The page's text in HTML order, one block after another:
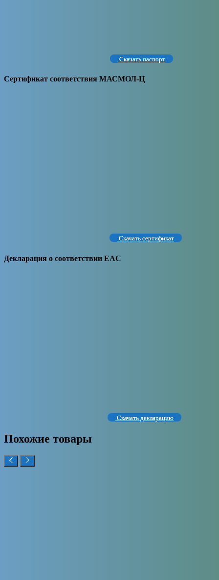
Скачать паспорт
Сертификат соответствия МАСМОЛ-Ц
Скачать сертификат
Декларация о соответствии EAC
Скачать декларацию
Похожие товары